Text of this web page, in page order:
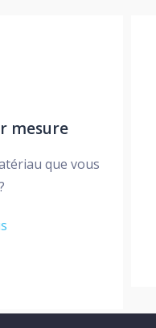
mesure
que vous